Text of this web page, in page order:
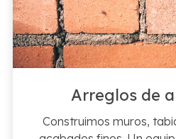
Arreglos de
Construimos muros,